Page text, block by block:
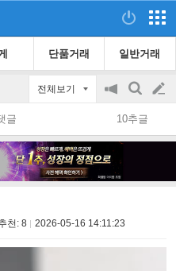
단품거래 일반거래
전체보기
공
지
on/off
검
색
글
쓰
글 10추글
천: 8 2026-05-16 14:11:23